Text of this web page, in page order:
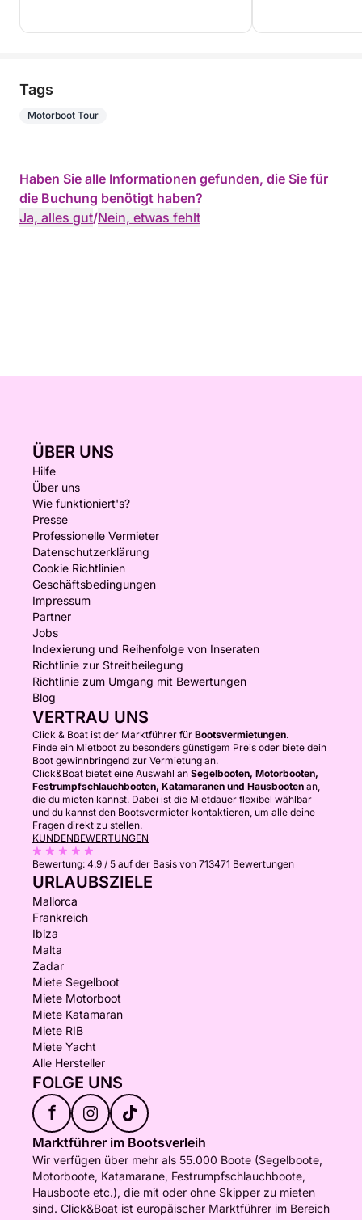
Tags
Motorboot Tour
Haben Sie alle Informationen gefunden, die Sie für
die Buchung benötigt haben?
Ja, alles gut/Nein, etwas fehlt
ÜBER UNS
Hilfe
Über uns
Wie funktioniert's?
Presse
Professionelle Vermieter
Datenschutzerklärung
Cookie Richtlinien
Geschäftsbedingungen
Impressum
Partner
Jobs
Indexierung und Reihenfolge von Inseraten
Richtlinie zur Streitbeilegung
Richtlinie zum Umgang mit Bewertungen
Blog
VERTRAU UNS
Click & Boat ist der Marktführer für Bootsvermietungen.
Finde ein Mietboot zu besonders günstigem Preis oder biete dein
Boot gewinnbringend zur Vermietung an.
Click&Boat bietet eine Auswahl an Segelbooten, Motorbooten,
Festrumpfschlauchbooten, Katamaranen und Hausbooten an,
die du mieten kannst. Dabei ist die Mietdauer flexibel wählbar
und du kannst den Bootsvermieter kontaktieren, um alle deine
Fragen direkt zu stellen.
KUNDENBEWERTUNGEN
Bewertung: 4.9 / 5 auf der Basis von 713471 Bewertungen
URLAUBSZIELE
Mallorca
Frankreich
Ibiza
Malta
Zadar
Miete Segelboot
Miete Motorboot
Miete Katamaran
Miete RIB
Miete Yacht
Alle Hersteller
FOLGE UNS
f
Marktführer im Bootsverleih
Wir verfügen über mehr als 55.000 Boote (Segelboote,
Motorboote, Katamarane, Festrumpfschlauchboote,
Hausboote etc.), die mit oder ohne Skipper zu mieten
sind. Click&Boat ist europäischer Marktführer im Bereich